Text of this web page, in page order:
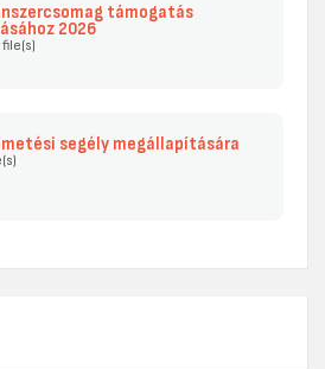
támogatás
2026
file(s)
segély megállapítására